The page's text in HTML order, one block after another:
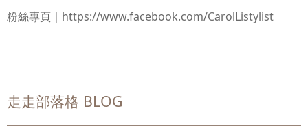
粉絲專頁｜ https://www.facebook.com/CarolListylist
走走部落格 BLOG